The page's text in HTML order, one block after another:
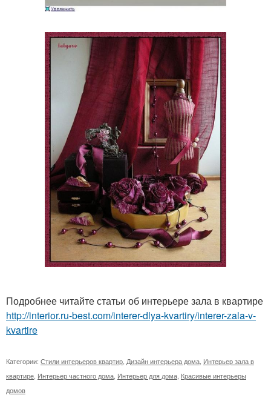
Подробнее читайте статьи об интерьере зала в квартире
http://interior.ru-best.com/interer-dlya-kvartiry/interer-zala-v-
kvartire
Категории: Стили интерьеров квартир, Дизайн интерьера дома, Интерьер зала в
квартире, Интерьер частного дома, Интерьер для дома, Красивые интерьеры
домов